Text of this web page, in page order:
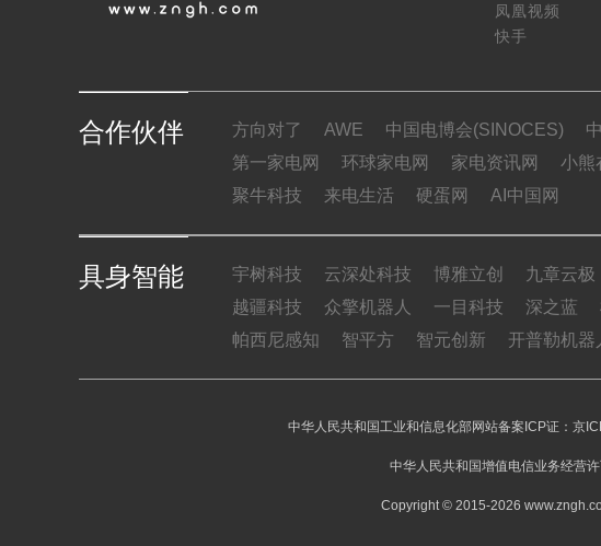
凤凰视频
快手
合作伙伴 方向对了 AWE 中国电博会(SINOCES)
第一家电网
环球家电网 家电资讯网 小熊
聚牛科技
来电生活 硬蛋网 AI中国网
具身智能 宇树科技 云深处科技 博雅立创 九章云极
越疆科技
众擎机器人 一目科技 深之蓝
帕西尼感知
智平方 智元创新 开普勒机器
中华人民共和国工业和信息化部网站备案ICP证： 京
中华人民共和国增值电信业务经营
Copyright © 2015-2026